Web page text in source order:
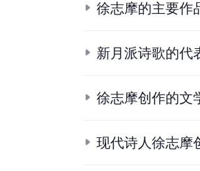
徐志摩的主要作
新月派诗歌的代
徐志摩创作的文
现代诗人徐志摩